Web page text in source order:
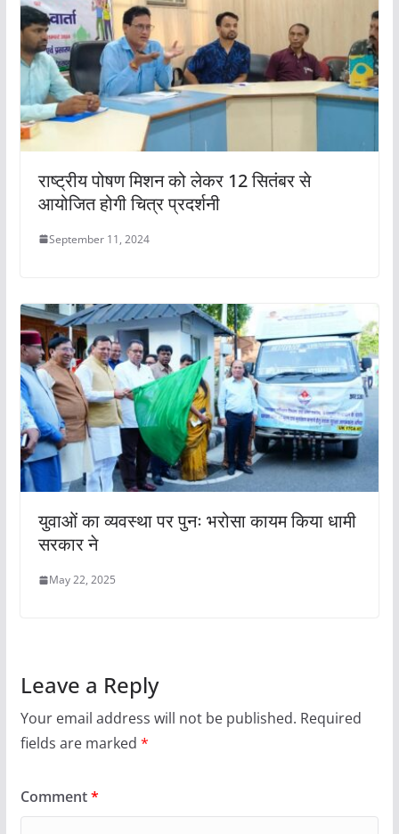
राष्ट्रीय पोषण मिशन को लेकर 12 सितंबर से
आयोजित होगी चित्र प्रदर्शनी
September 11, 2024
युवाओं का व्यवस्था पर पुनः भरोसा कायम किया धामी
सरकार ने
May 22, 2025
Leave a Reply
Your email address will not be published. Required
fields are marked *
Comment*